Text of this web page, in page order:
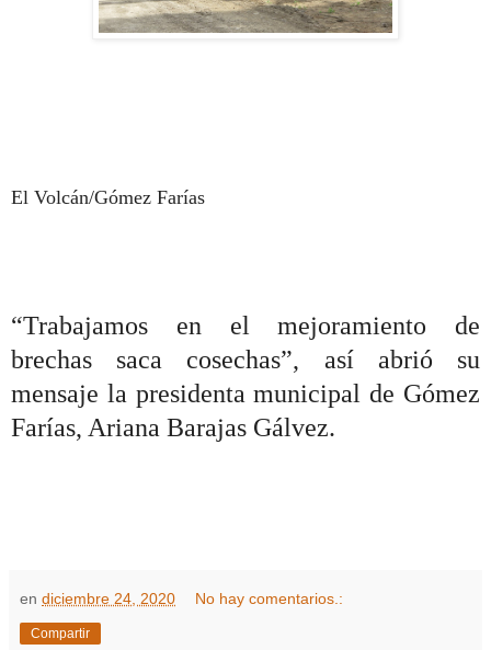
El Volcán/Gómez Farías
“Trabajamos en el mejoramiento de
brechas saca cosechas”, así abrió su
mensaje la presidenta municipal de Gómez
Farías, Ariana Barajas Gálvez.
en diciembre 24, 2020 No hay comentarios.:
Compartir